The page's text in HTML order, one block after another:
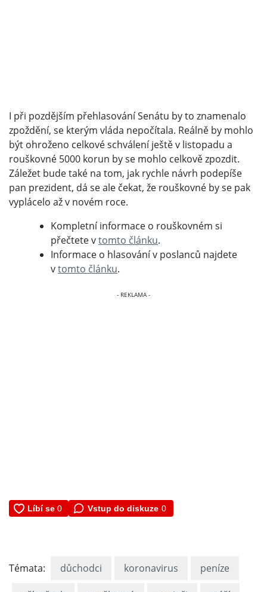
I při pozdějším přehlasování Senátu by to znamenalo
zpoždění, se kterým vláda nepočítala. Reálně by mohlo
být ohroženo celkové schválení ještě v listopadu a
rouškovné 5000 korun by se mohlo celkově zpozdit.
Záležet bude také na tom, jak rychle návrh podepíše
pan prezident, dá se ale čekat, že rouškovné by se pak
vyplácelo až v novém roce.
Kompletní informace o rouškovném si
přečtete vtomto článku.
Informace o hlasování v poslanců najdete
vtomto článku.
Vstup do diskuze 0
Témata: důchodci koronavirus peníze